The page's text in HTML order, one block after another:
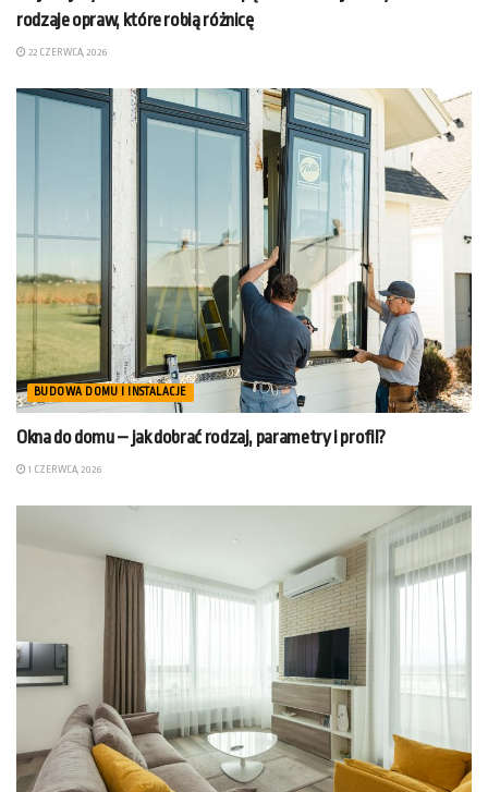
rodzaje opraw, które robią różnicę
22 CZERWCA, 2026
BUDOWA DOMU I INSTALACJE
Okna do domu – jak dobrać rodzaj, parametry i profil?
1 CZERWCA, 2026